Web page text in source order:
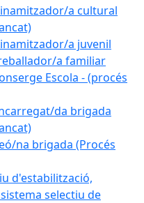
a cultural
a juvenil
a familiar
Escola - (procés
da brigada
na brigada (Procés
d'estabilització,
selectiu de